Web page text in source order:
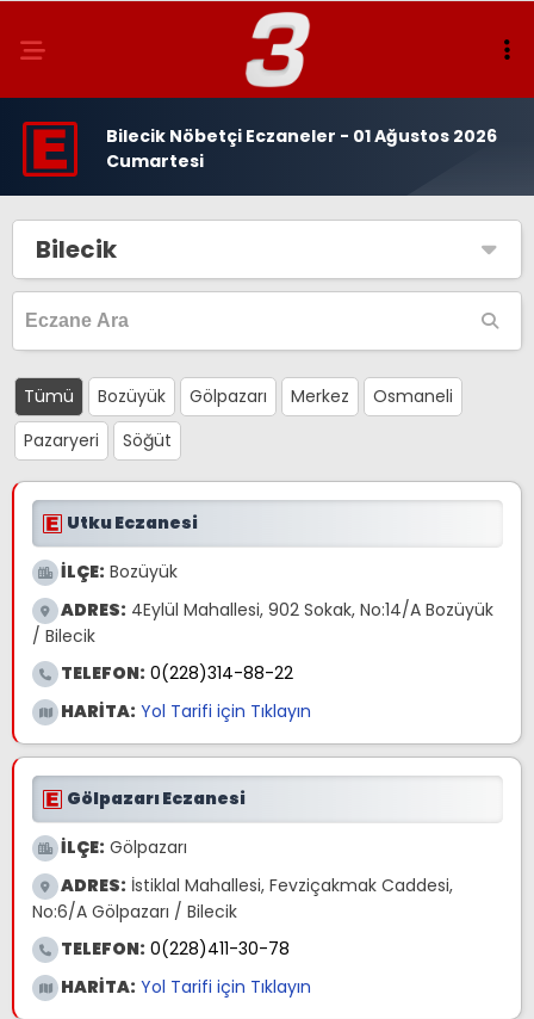
Bilecik Nöbetçi Eczaneler - 01 Ağustos 2026
Cumartesi
Bilecik
Tümü Bozüyük Gölpazarı Merkez
Osmaneli
Pazaryeri
Söğüt
Utku Eczanesi
İLÇE: Bozüyük
ADRES: 4Eylül Mahallesi, 902 Sokak, No:14/A Bozüyük
/ Bilecik
TELEFON: 0(228)314-88-22
HARİTA: Yol Tarifi için Tıklayın
Gölpazarı Eczanesi
İLÇE: Gölpazarı
ADRES: İstiklal Mahallesi, Fevziçakmak Caddesi,
No:6/A Gölpazarı / Bilecik
TELEFON: 0(228)411-30-78
HARİTA: Yol Tarifi için Tıklayın